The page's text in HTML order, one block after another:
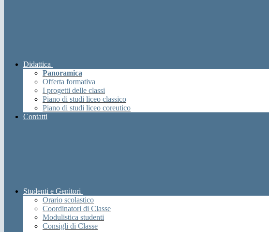
Didattica
Panoramica
Offerta formativa
I progetti delle classi
Piano di studi liceo classico
Piano di studi liceo coreutico
Contatti
Studenti e Genitori
Orario scolastico
Coordinatori di Classe
Modulistica studenti
Consigli di Classe